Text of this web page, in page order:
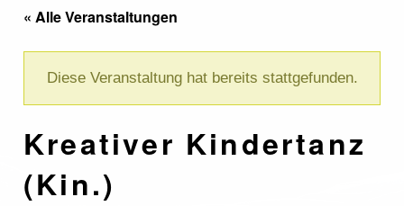
« Alle Veranstaltungen
Diese Veranstaltung hat bereits stattgefunden.
Kreativer Kindertanz
(Kin.)